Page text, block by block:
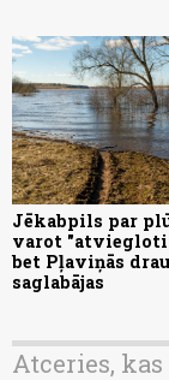
Jēkabpils par
varot "atviegloti
bet Pļaviņās
saglabājas
Atceries, kas